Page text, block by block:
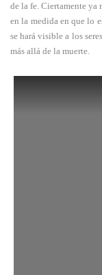
de la fe. Ciertamente ya
en la medida en que lo
se hará visible a los
más allá de la muerte.